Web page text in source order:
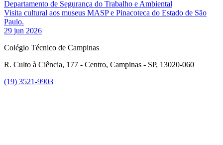
Departamento de Segurança do Trabalho e Ambiental
Visita cultural aos museus MASP e Pinacoteca do Estado de São
Paulo.
29 jun 2026
Colégio Técnico de Campinas
R. Culto à Ciência, 177 - Centro, Campinas - SP, 13020-060
(19) 3521-9903